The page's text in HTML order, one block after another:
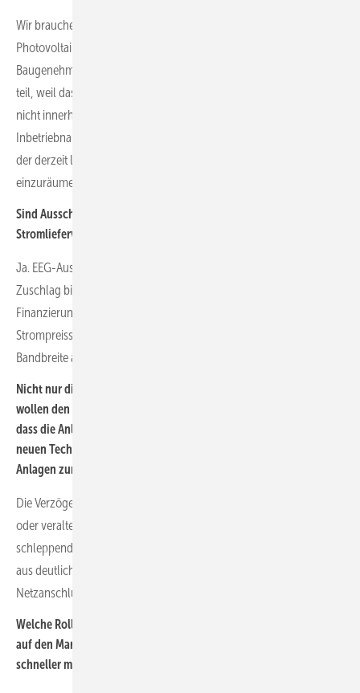
Wir brauchen mehr Baugenehmigungen für
Photovoltaikfreiflächenanlagen. Ohne eine in Aussicht stehende
Baugenehmigung nimmt niemand mehr an einer Ausschreibung
teil, weil das Risiko des Verlustes der Bietbürgschaft besteht, wenn
nicht innerhalb von 18 beziehungsweise 24 Monaten die
Inbetriebnahme erfolgt. Gegebenenlfass könnte helfen, aufgrund
der derzeit langen Lieferzeiten den Betreibern mehr Zeit
einzuräumen, die Photovoltaikprojekte zu realisieren.
Sind Ausschreibungen angesichts eines wachsenden Marktes an
Stromlieferverträgen (PPA) überhaupt noch zeitgemäß?
Ja. EEG-Ausschreibungen sind weiterhin erforderlich. Der EEG-
Zuschlag bietet ein Höchstmaß an finanzieller Sicherheit für die
Finanzierung der Freiflächenphotovoltaikanlagen, da die
Strompreisszenarien in der Zukunft naturgemäß eine sehr große
Bandbreite aufweisen.
Nicht nur die Bundesregierung, sondern auch andere Länder
wollen den Ausbau der Photovoltaik beschleunigen. Hier heißt es,
dass die Anlagen schneller aufgebaut werden müssen. Welche
neuen Technologien kommen bei Planung und Umsetzung der
Anlagen zum Einsatz, um schneller zu werden?
Die Verzögerungen beim Aufbau resultieren weniger aus fehlenden
oder veralteten Technologien. Die Verzögerungen resultieren aus
schleppenden Bauleitplan- und Baugenehmigungsverfahren und
aus deutlich verlängerten Lieferzeiten insbesondere für
Netzanschlusskomponenten.
Welche Rolle spielen dabei die größeren Module, die die Hersteller
auf den Markt gebracht haben – sind diese eine Lösung, um
schneller mehr Leistung auf die Fläche zu bekommen?